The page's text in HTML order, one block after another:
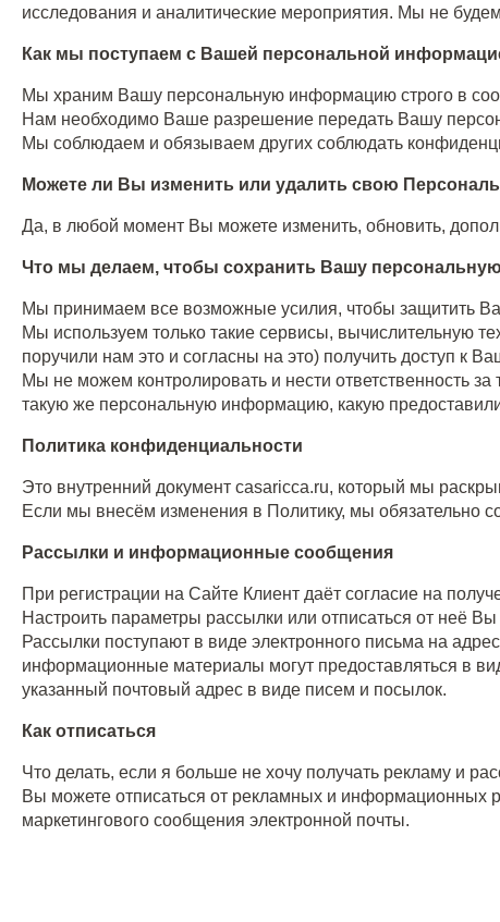
исследования и аналитические мероприятия. Мы не
Как мы поступаем с Вашей персональной
Мы храним Вашу персональную информацию строго в
Нам необходимо Ваше разрешение передать Вашу
Мы соблюдаем и обязываем других соблюдать
Можете ли Вы изменить или удалить свою
Да, в любой момент Вы можете изменить, обновить,
Что мы делаем, чтобы сохранить Вашу
Мы принимаем все возможные усилия, чтобы защитить
Мы используем только такие сервисы, вычислительную
поручили нам это и согласны на это) получить доступ к
Мы не можем контролировать и нести ответственность
такую же персональную информацию, какую
Политика конфиденциальности
Это внутренний документ casaricca.ru, который мы
Если мы внесём изменения в Политику, мы обязательно
Рассылки и информационные сообщения
При регистрации на Сайте Клиент даёт согласие на
Настроить параметры рассылки или отписаться от неё
Рассылки поступают в виде электронного письма на
информационные материалы могут предоставляться в
указанный почтовый адрес в виде писем и посылок.
Как отписаться
Что делать, если я больше не хочу получать рекламу и
Вы можете отписаться от рекламных и информационных
маркетингового сообщения электронной почты.